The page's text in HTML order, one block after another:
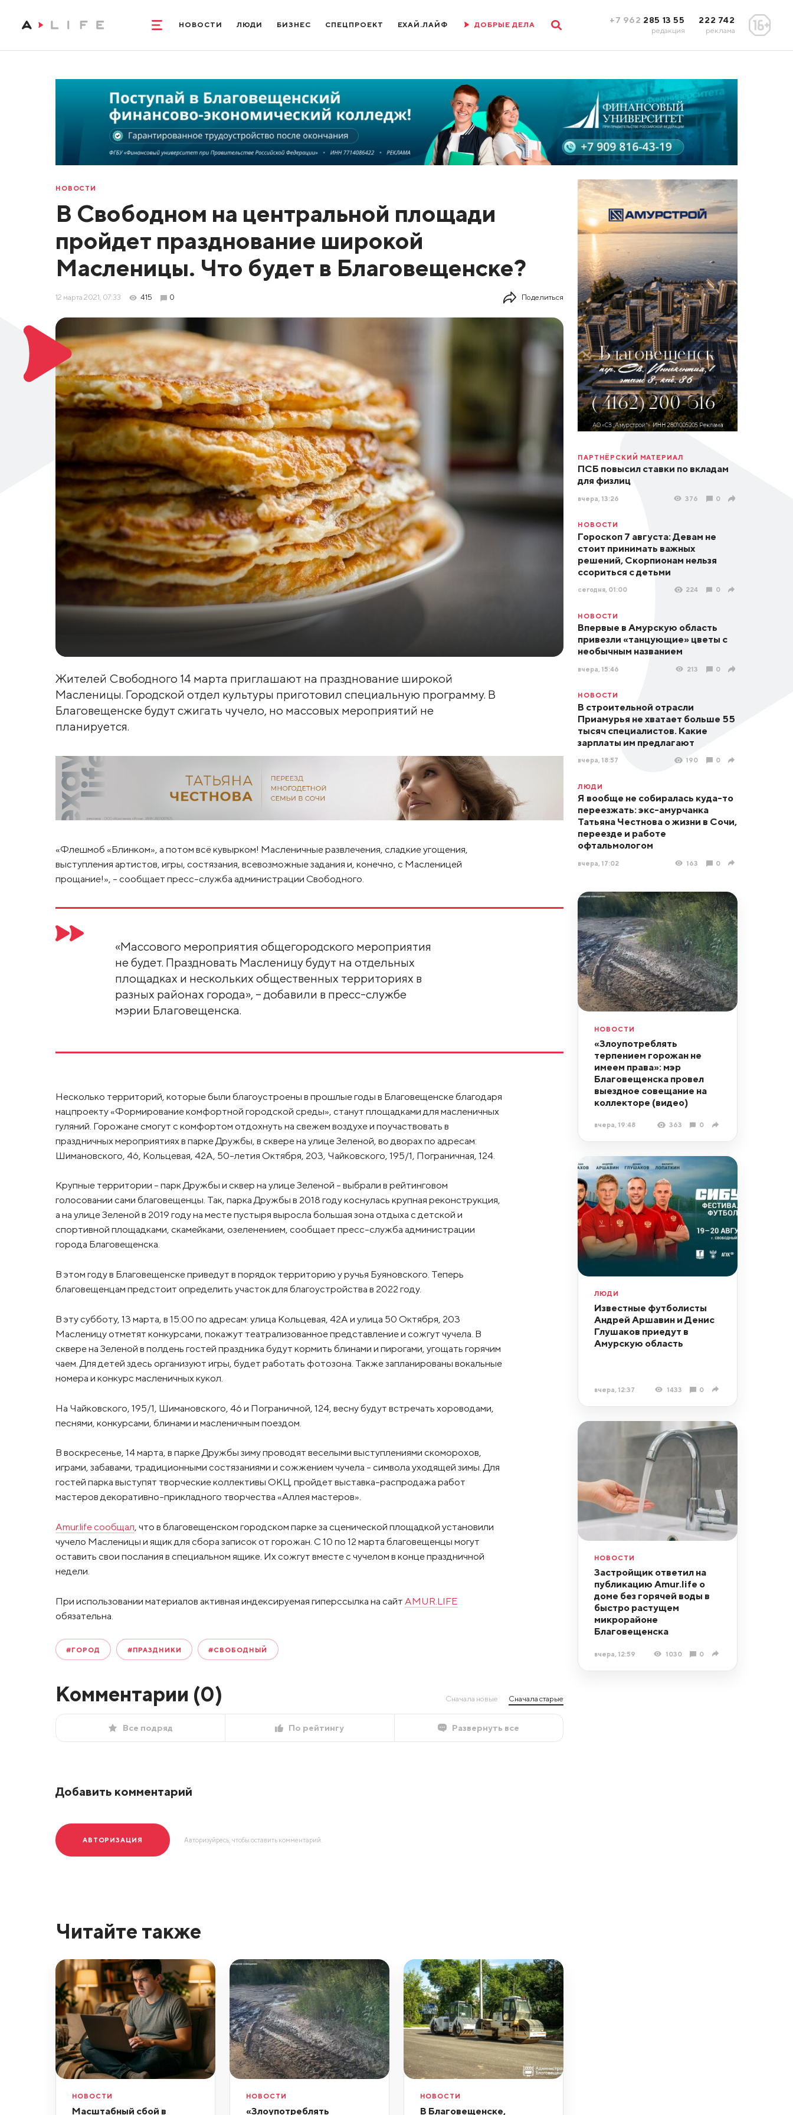
НОВОСТИ ЛЮДИ БИЗНЕС СПЕЦПРОЕКТ ЕХАЙ.ЛАЙФ ДОБРЫЕ ДЕЛА +7 962 285 13 55
редакция
222 742
реклама
НОВОСТИ
В Свободном на центральной площади
пройдет празднование широкой
Масленицы. Что будет в Благовещенске?
12 марта 2021, 07:33 415 0 Поделиться
Жителей Свободного 14 марта приглашают на празднование широкой
Масленицы. Городской отдел культуры приготовил специальную программу. В
Благовещенске будут сжигать чучело, но массовых мероприятий не
планируется.
«Флешмоб «Блинком», а потом всё кувырком! Масленичные развлечения, сладкие угощения,
выступления артистов, игры, состязания, всевозможные задания и, конечно, с Масленицей
прощание!», – сообщает пресс-служба администрации Свободного.
«Массового мероприятия общегородского мероприятия
не будет. Праздновать Масленицу будут на отдельных
площадках и нескольких общественных территориях в
разных районах города», – добавили в пресс-службе
мэрии Благовещенска.
Несколько территорий, которые были благоустроены в прошлые годы в Благовещенске благодаря
нацпроекту «Формирование комфортной городской среды», станут площадками для масленичных
гуляний. Горожане смогут с комфортом отдохнуть на свежем воздухе и поучаствовать в
праздничных мероприятиях в парке Дружбы, в сквере на улице Зеленой, во дворах по адресам:
Шимановского, 46, Кольцевая, 42А, 50-летия Октября, 203, Чайковского, 195/1, Пограничная, 124.
Крупные территории – парк Дружбы и сквер на улице Зеленой – выбрали в рейтинговом
голосовании сами благовещенцы. Так, парка Дружбы в 2018 году коснулась крупная реконструкция,
а на улице Зеленой в 2019 году на месте пустыря выросла большая зона отдыха с детской и
спортивной площадками, скамейками, озеленением, сообщает пресс-служба администрации
города Благовещенска.
В этом году в Благовещенске приведут в порядок территорию у ручья Буяновского. Теперь
благовещенцам предстоит определить участок для благоустройства в 2022 году.
В эту субботу, 13 марта, в 15:00 по адресам: улица Кольцевая, 42А и улица 50 Октября, 203
Масленицу отметят конкурсами, покажут театрализованное представление и сожгут чучела. В
сквере на Зеленой в полдень гостей праздника будут кормить блинами и пирогами, угощать горячим
чаем. Для детей здесь организуют игры, будет работать фотозона. Также запланированы вокальные
номера и конкурс масленичных кукол.
На Чайковского, 195/1, Шимановского, 46 и Пограничной, 124, весну будут встречать хороводами,
песнями, конкурсами, блинами и масленичным поездом.
В воскресенье, 14 марта, в парке Дружбы зиму проводят веселыми выступлениями скоморохов,
играми, забавами, традиционными состязаниями и сожжением чучела – символа уходящей зимы. Для
гостей парка выступят творческие коллективы ОКЦ, пройдет выставка-распродажа работ
мастеров декоративно-прикладного творчества «Аллея мастеров».
Amur.life сообщал, что в благовещенском городском парке за сценической площадкой установили
чучело Масленицы и ящик для сбора записок от горожан. С 10 по 12 марта благовещенцы могут
оставить свои послания в специальном ящике. Их сожгут вместе с чучелом в конце праздничной
недели.
При использовании материалов активная индексируемая гиперссылка на сайт AMUR.LIFE
обязательна.
#ГОРОД #ПРАЗДНИКИ #СВОБОДНЫЙ
Комментарии (0) Сначала новые Сначала старые
Все подряд По рейтингу Развернуть все
Добавить комментарий
АВТОРИЗАЦИЯ Авторизуйресь, чтобы оставить комментарий.
ПАРТНЁРСКИЙ МАТЕРИАЛ
ПСБ повысил ставки по вкладам
для физлиц
вчера, 13:26 376 0
НОВОСТИ
Гороскоп 7 августа: Девам не
стоит принимать важных
решений, Скорпионам нельзя
ссориться с детьми
сегодня, 01:00 224 0
НОВОСТИ
Впервые в Амурскую область
привезли «танцующие» цветы с
необычным названием
вчера, 15:46 213 0
НОВОСТИ
В строительной отрасли
Приамурья не хватает больше 55
тысяч специалистов. Какие
зарплаты им предлагают
вчера, 18:57 190 0
ЛЮДИ
Я вообще не собиралась куда-то
переезжать: экс-амурчанка
Татьяна Честнова о жизни в Сочи,
переезде и работе
офтальмологом
вчера, 17:02 163 0
НОВОСТИ
«Злоупотреблять
терпением горожан не
имеем права»: мэр
Благовещенска провел
выездное совещание на
коллекторе (видео)
вчера, 19:48 363 0
ЛЮДИ
Известные футболисты
Андрей Аршавин и Денис
Глушаков приедут в
Амурскую область
вчера, 12:37 1433 0
НОВОСТИ
Застройщик ответил на
публикацию Amur.life о
доме без горячей воды в
быстро растущем
микрорайоне
Благовещенска
вчера, 12:59 1030 0
Читайте также
НОВОСТИ
Масштабный сбой в
НОВОСТИ
«Злоупотреблять
НОВОСТИ
В Благовещенске,